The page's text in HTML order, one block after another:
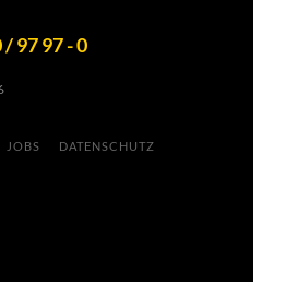
97 97 - 0
JOBS DATENSCHUTZ